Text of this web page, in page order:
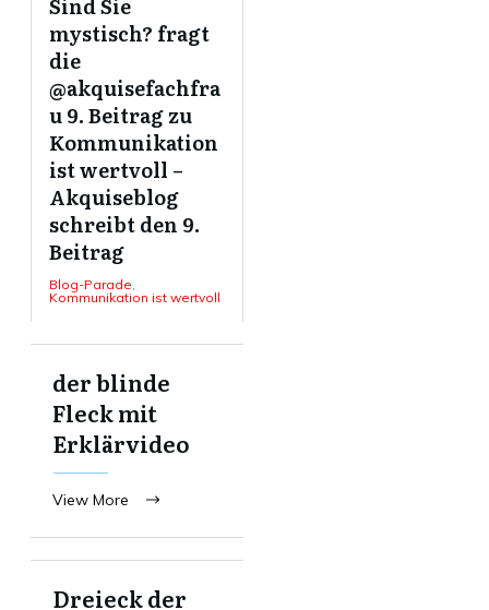
mystisch? fragt
die
@akquisefachfra
u 9. Beitrag zu
Kommunikation
ist wertvoll –
Akquiseblog
schreibt den 9.
Beitrag
Blog-Parade
Kommunikation ist wertvoll
der blinde
Fleck mit
Erklärvideo
View More
Dreieck der